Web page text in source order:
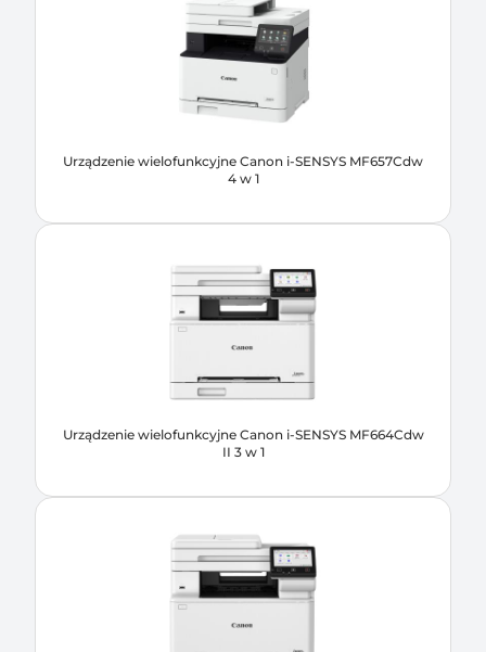
Urządzenie wielofunkcyjne Canon i-SENSYS MF657Cdw
4 w 1
Urządzenie wielofunkcyjne Canon i-SENSYS MF664Cdw
II 3 w 1